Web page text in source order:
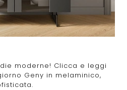
moderne! Clicca e leggi
Geny in melaminico,